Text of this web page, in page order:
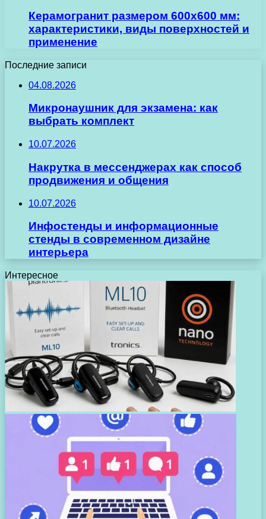
Керамогранит размером 600х600 мм:
характеристики, виды поверхностей и
применение
Последние записи
04.08.2026
Микронаушник для экзамена: как
выбрать комплект
10.07.2026
Накрутка в мессенджерах как способ
продвижения и общения
10.07.2026
Инфостенды и информационные
стенды в современном дизайне
интерьера
Интересное